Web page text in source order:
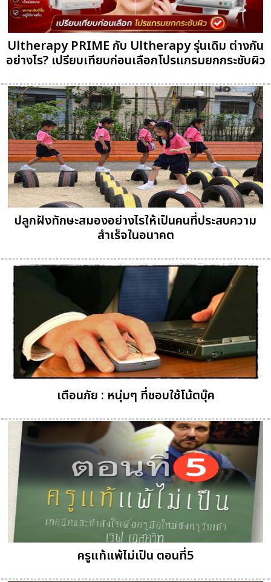
Ultherapy PRIME กับ Ultherapy รุ่นเดิม ต่างกัน
อย่างไร? เปรียบเทียบก่อนเลือกโปรแกรมยกกระชับผิว
ปลูกฝังทักษะสมองอย่างไรให้เป็นคนที่ประสบความ
สำเร็จในอนาคต
เตือนภัย : หนุ่มๆ ที่ชอบใช้โน้ตบุ๊ค
ครูแท้แพ้ไม่เป็น ตอนที่5